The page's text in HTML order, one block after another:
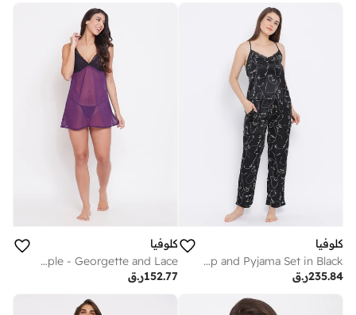
كلوفيا
Clovia Plush Satin Printed Top and Pyjama Set in Black
ر.ق235.84
كلوفيا
Clovia Sheer Babydoll with Thong in Dark Purple - Georgette and Lace
ر.ق152.77